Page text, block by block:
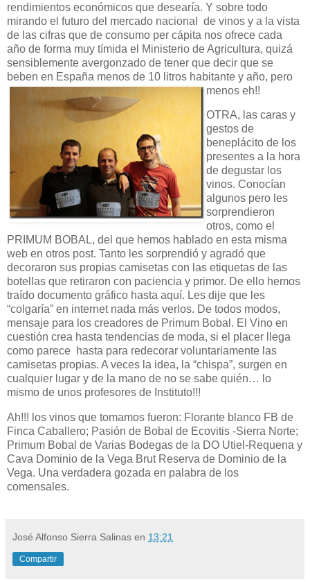
rendimientos económicos que desearía. Y sobre todo
mirando el futuro del mercado nacional de vinos y a la vista
de las cifras que de consumo per cápita nos ofrece cada
año de forma muy tímida el Ministerio de Agricultura, quizá
sensiblemente avergonzado de tener que decir que se
beben en España menos de 10 litros habitante y año, pero
menos eh!!
OTRA, las caras y
gestos de
beneplácito de los
presentes a la hora
de degustar los
vinos. Conocían
algunos pero les
sorprendieron
otros, como el
PRIMUM BOBAL, del que hemos hablado en esta misma
web en otros post. Tanto les sorprendió y agradó que
decoraron sus propias camisetas con las etiquetas de las
botellas que retiraron con paciencia y primor. De ello hemos
traído documento gráfico hasta aquí. Les dije que les
“colgaría” en internet nada más verlos. De todos modos,
mensaje para los creadores de Primum Bobal. El Vino en
cuestión crea hasta tendencias de moda, si el placer llega
como parece hasta para redecorar voluntariamente las
camisetas propias. A veces la idea, la “chispa”, surgen en
cualquier lugar y de la mano de no se sabe quién… lo
mismo de unos profesores de Instituto!!!
Ah!!! los vinos que tomamos fueron: Florante blanco FB de
Finca Caballero; Pasión de Bobal de Ecovitis -Sierra Norte;
Primum Bobal de Varias Bodegas de la DO Utiel-Requena y
Cava Dominio de la Vega Brut Reserva de Dominio de la
Vega. Una verdadera gozada en palabra de los
comensales.
José Alfonso Sierra Salinas en 13:21
Compartir